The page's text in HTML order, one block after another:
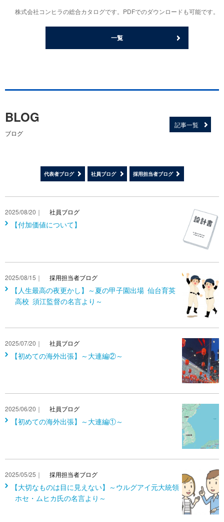
株式会社コンヒラの総合カタログです。PDFでのダウンロードも可能です。
一覧
BLOG
ブログ
記事一覧
代表者ブログ 社員ブログ 採用担当者ブログ
2025/08/20｜ 社員ブログ
【付加価値について】
2025/08/15｜ 採用担当者ブログ
【人生最高の夜更かし】～夏の甲子園出場 仙台育英
高校 須江監督の名言より～
2025/07/20｜ 社員ブログ
【初めての海外出張】～大連編②～
2025/06/20｜ 社員ブログ
【初めての海外出張】～大連編①～
2025/05/25｜ 採用担当者ブログ
【大切なものは目に見えない】～ウルグアイ元大統領
ホセ・ムヒカ氏の名言より～